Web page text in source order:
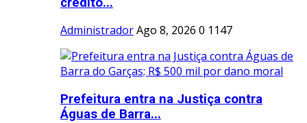
AdministradorAgo 8, 2026 0 1147
Prefeitura entra na Justiça contra
Águas de Barra...